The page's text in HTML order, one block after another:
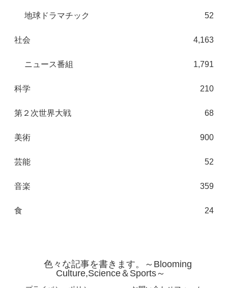
地球ドラマチック 52
社会 4,163
ニュース番組 1,791
科学 210
第２次世界大戦 68
美術 900
芸能 52
音楽 359
食 24
色々な記事を書きます。～Blooming
Culture,Science＆Sports～